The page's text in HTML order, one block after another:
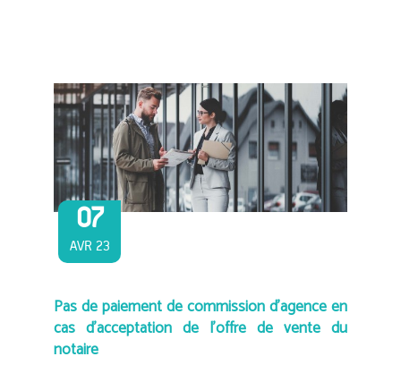
07
AVR 23
Pas de paiement de commission d’agence en
cas d’acceptation de l’offre de vente du
notaire